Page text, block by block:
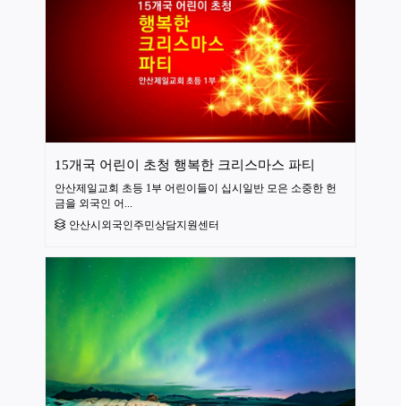
15개국 어린이 초청 행복한 크리스마스 파티
안산제일교회 초등 1부 어린이들이 십시일반 모은 소중한 헌
금을 외국인 어...
안산시외국인주민상담지원센터